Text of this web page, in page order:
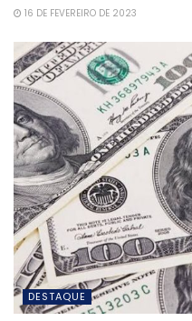
16 DE FEVEREIRO DE 2023
DESTAQUE